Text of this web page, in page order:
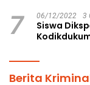
7 06/12/2022 3
Siswa
Berita